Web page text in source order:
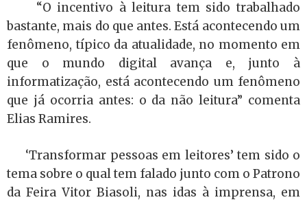
“O incentivo à leitura tem sido trabalhado
bastante, mais do que antes. Está acontecendo um
fenômeno, típico da atualidade, no momento em
que o mundo digital avança e, junto à
informatização, está acontecendo um fenômeno
que já ocorria antes: o da não leitura” comenta
Elias Ramires.
‘Transformar pessoas em leitores’ tem sido o
tema sobre o qual tem falado junto com o Patrono
da Feira Vitor Biasoli, nas idas à imprensa, em